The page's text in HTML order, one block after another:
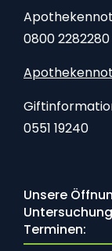
0800 2282280
0551 19240
Unsere
Terminen: